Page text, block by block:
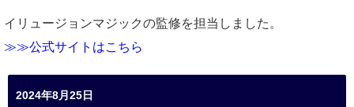
イリュージョンマジックの監修を担当しました。
≫≫公式サイトはこちら
2024年8月25日